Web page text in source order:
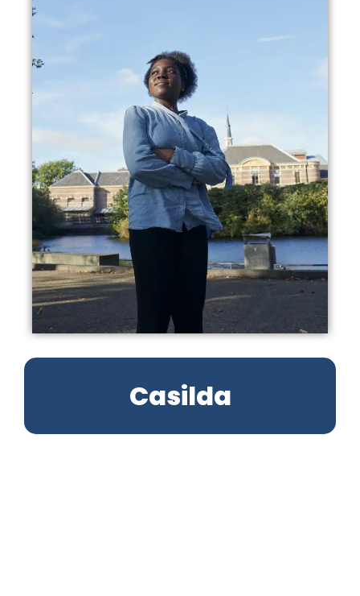
Casilda